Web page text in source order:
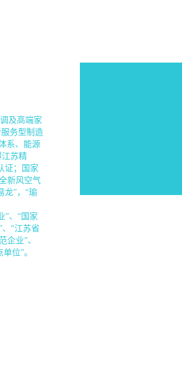
及高端家
务型制造
系、能源
江苏精
证；国家
新风空气
龙”，“瑜
”、“国家
“江苏省
企业”、
位”。